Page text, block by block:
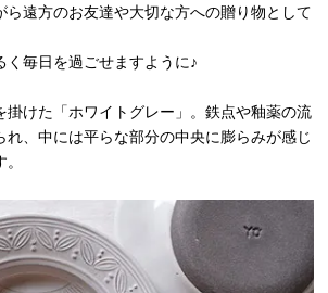
ら遠方のお友達や大切な方への贈り物として
く毎日を過ごせますように♪
掛けた「ホワイトグレー」。鉄点や釉薬の流
れ、中には平らな部分の中央に膨らみが感じ